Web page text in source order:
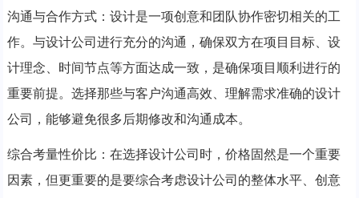
沟通与合作方式：设计是一项创意和团队协作密切相关的工
作。与设计公司进行充分的沟通，确保双方在项目目标、设
计理念、时间节点等方面达成一致，是确保项目顺利进行的
重要前提。选择那些与客户沟通高效、理解需求准确的设计
公司，能够避免很多后期修改和沟通成本。
综合考量性价比：在选择设计公司时，价格固然是一个重要
因素，但更重要的是要综合考虑设计公司的整体水平、创意